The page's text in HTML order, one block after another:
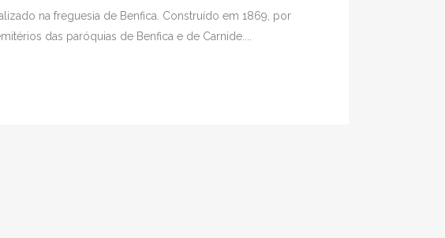
na freguesia de Benfica. Construído em 1869, por
das paróquias de Benfica e de Carnide....